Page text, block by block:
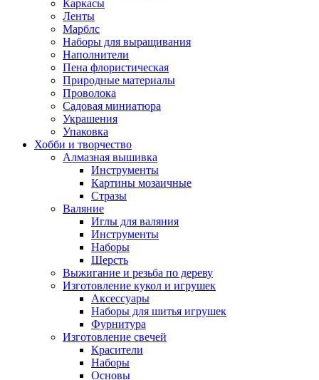
Каркасы
Ленты
Марблс
Наборы для выращивания
Наполнители
Пена флористическая
Природные материалы
Проволока
Садовая миниатюра
Украшения
Упаковка
Хобби и творчество
Алмазная вышивка
Инструменты
Картины мозаичные
Стразы
Валяние
Иглы для валяния
Инструменты
Наборы
Шерсть
Выжигание и резьба по дереву
Изготовление кукол и игрушек
Аксессуары
Наборы для шитья игрушек
Фурнитура
Изготовление свечей
Красители
Наборы
Основы